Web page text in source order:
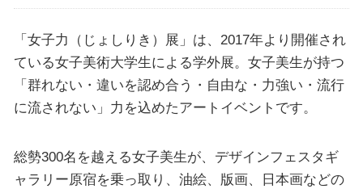
「女子力（じょしりき）展」は、2017年より開催され
ている女子美術大学生による学外展。女子美生が持つ
「群れない・違いを認め合う・自由な・力強い・流行
に流されない」力を込めたアートイベントです。
総勢300名を越える女子美生が、デザインフェスタギ
ャラリー原宿を乗っ取り、油絵、版画、日本画などの